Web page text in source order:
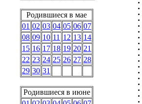
Родившиеся в мае
01 02 03 04 05 06 07
08 09 10 11 12 13 14
15 16 17 18 19 20 21
22 23 24 25 26 27 28
29 30 31
Родившиеся в июне